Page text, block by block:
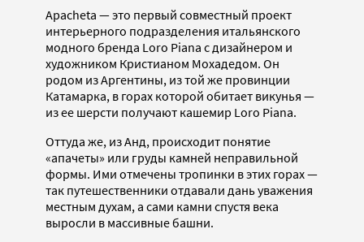
Apacheta — это первый совместный проект
интерьерного подразделения итальянского
модного бренда Loro Piana с дизайнером и
художником Кристианом Мохадедом. Он
родом из Аргентины, из той же провинции
Катамарка, в горах которой обитает викунья —
из ее шерсти получают кашемир Loro Piana.
Оттуда же, из Анд, происходит понятие
«апачеты» или груды камней неправильной
формы. Ими отмечены тропинки в этих горах —
так путешественники отдавали дань уважения
местным духам, а сами камни спустя века
выросли в массивные башни.